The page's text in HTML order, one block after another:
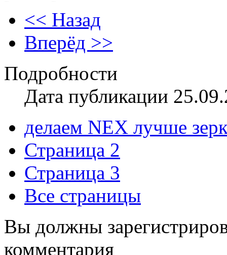
<< Назад
Вперёд >>
Подробности
Дата публикации
делаем NEX лучше
Страница 2
Страница 3
Все страницы
Вы должны
комментария